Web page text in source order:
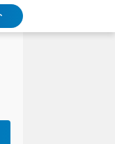
Peringatan HAN 2026, Pemerintah Pusat Apresiasi Komitmen Surabaya Penuhi Hak dan Lindungi Anak